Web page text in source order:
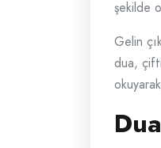
şekilde
Gelin
dua,